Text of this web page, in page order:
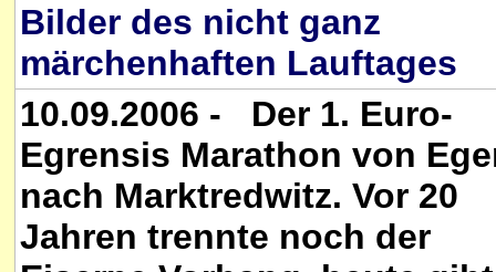
Bilder des nicht ganz
märchenhaften Lauftages
10.09.2006 - Der 1. Euro-
Egrensis Marathon von
nach Marktredwitz. Vor 20
Jahren trennte noch der